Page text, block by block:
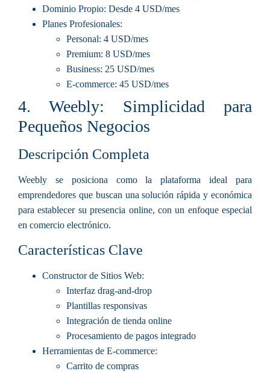
Dominio Propio: Desde 4 USD/mes
Planes Profesionales:
Personal: 4 USD/mes
Premium: 8 USD/mes
Business: 25 USD/mes
E-commerce: 45 USD/mes
4. Weebly: Simplicidad para
Pequeños Negocios
Descripción Completa
Weebly se posiciona como la plataforma ideal para
emprendedores que buscan una solución rápida y económica
para establecer su presencia online, con un enfoque especial
en comercio electrónico.
Características Clave
Constructor de Sitios Web:
Interfaz drag-and-drop
Plantillas responsivas
Integración de tienda online
Procesamiento de pagos integrado
Herramientas de E-commerce:
Carrito de compras